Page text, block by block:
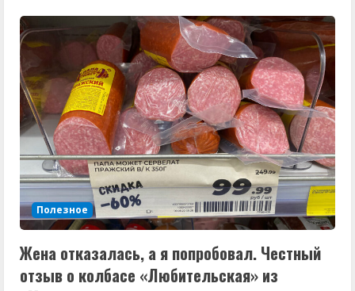
Полезное
Жена отказалась, а я попробовал. Честный
отзыв о колбасе «Любительская» из